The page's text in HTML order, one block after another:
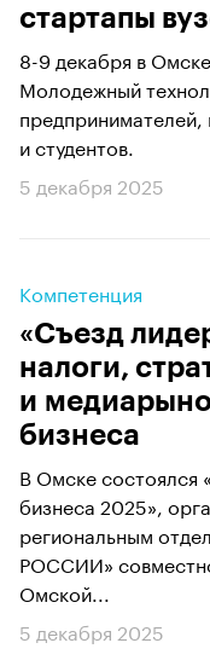
стартапы
8-9 декабря в
Молодежный
и студентов.
5 декабря 2025
Компетенция
«Съезд
налоги,
и
бизнеса
В Омске состоялся
бизнеса 2025»,
региональным
РОССИИ»
Омской...
5 декабря 2025